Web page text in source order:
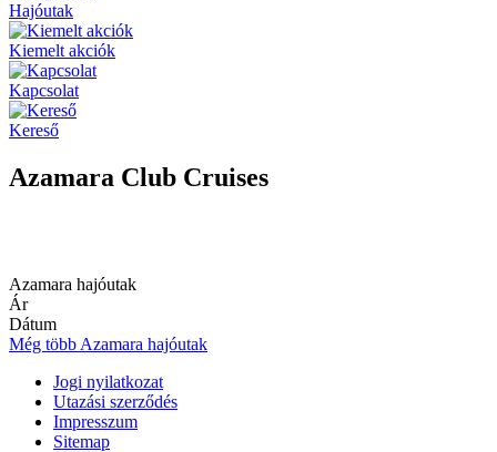
Hajóutak
Kiemelt akciók
Kapcsolat
Kereső
Azamara Club Cruises
Azamara hajóutak
Ár
Dátum
Még több Azamara hajóutak
Jogi nyilatkozat
Utazási szerződés
Impresszum
Sitemap